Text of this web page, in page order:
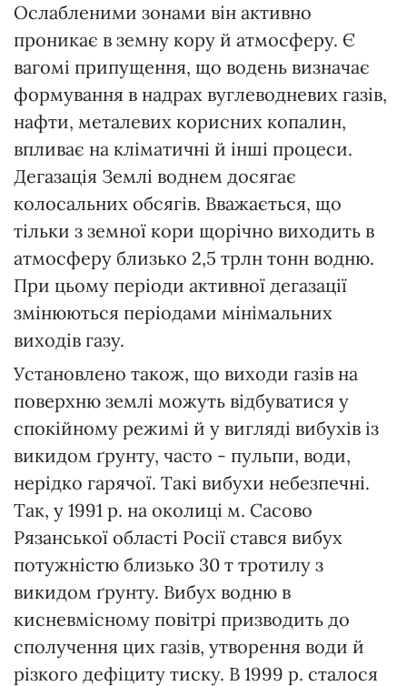
Ослабленими зонами він активно
проникає в земну кору й атмосферу. Є
вагомі припущення, що водень визначає
формування в надрах вуглеводневих газів,
нафти, металевих корисних копалин,
впливає на кліматичні й інші процеси.
Дегазація Землі воднем досягає
колосальних обсягів. Вважається, що
тільки з земної кори щорічно виходить в
атмосферу близько 2,5 трлн тонн водню.
При цьому періоди активної дегазації
змінюються періодами мінімальних
виходів газу.
Установлено також, що виходи газів на
поверхню землі можуть відбуватися у
спокійному режимі й у вигляді вибухів із
викидом ґрунту, часто - пульпи, води,
нерідко гарячої. Такі вибухи небезпечні.
Так, у 1991 р. на околиці м. Сасово
Рязанської області Росії стався вибух
потужністю близько 30 т тротилу з
викидом ґрунту. Вибух водню в
кисневмісному повітрі призводить до
сполучення цих газів, утворення води й
різкого дефіциту тиску. В 1999 р. сталося